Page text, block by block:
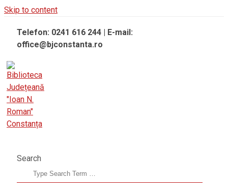
Skip to content
Telefon: 0241 616 244 | E-mail:
office@bjconstanta.ro
Search